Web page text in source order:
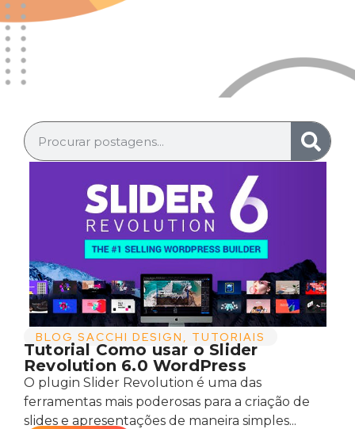
BLOG SACCHI DESIGN , TUTORIAIS
Tutorial Como usar o Slider
Revolution 6.0 WordPress
O plugin Slider Revolution é uma das
ferramentas mais poderosas para a criação de
slides e apresentações de maneira simples...